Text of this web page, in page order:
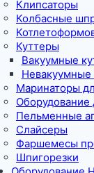
Клипсаторы
Колбасные
Куттеры
Вакуумные
Невакуумные
Маринаторы
Оборудование
Пельменные
Слайсеры
Фаршемесы
Шпигорезки